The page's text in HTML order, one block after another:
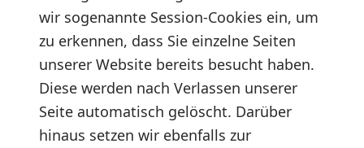
wir sogenannte Session-Cookies ein, um
zu erkennen, dass Sie einzelne Seiten
unserer Website bereits besucht haben.
Diese werden nach Verlassen unserer
Seite automatisch gelöscht. Darüber
hinaus setzen wir ebenfalls zur